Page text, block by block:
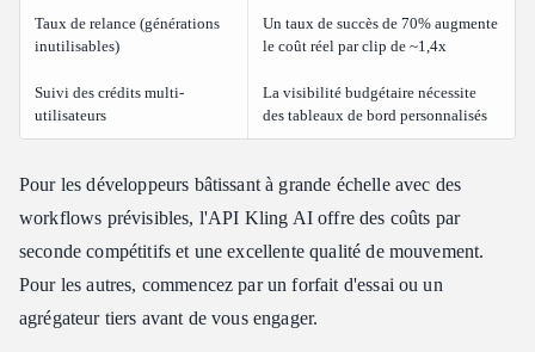
Taux de relance (générations
inutilisables)
Un taux de succès de 70% augmente
le coût réel par clip de ~1,4x
Suivi des crédits multi-
utilisateurs
La visibilité budgétaire nécessite
des tableaux de bord personnalisés
Pour les développeurs bâtissant à grande échelle avec des
workflows prévisibles, l'API Kling AI offre des coûts par
seconde compétitifs et une excellente qualité de mouvement.
Pour les autres, commencez par un forfait d'essai ou un
agrégateur tiers avant de vous engager.